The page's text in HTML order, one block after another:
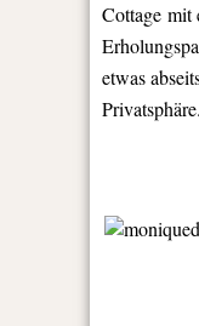
Cottage mit
etwas
Privatsphäre.